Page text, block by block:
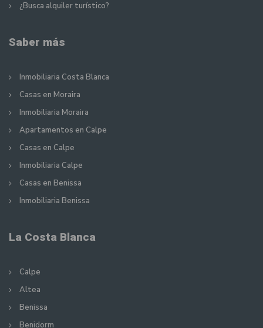
¿Busca alquiler turístico?
Saber más
Inmobiliaria Costa Blanca
Casas en Moraira
Inmobiliaria Moraira
Apartamentos en Calpe
Casas en Calpe
Inmobiliaria Calpe
Casas en Benissa
Inmobiliaria Benissa
La Costa Blanca
Calpe
Altea
Benissa
Benidorm